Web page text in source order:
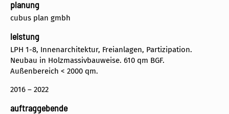
planung
cubus plan gmbh
leistung
LPH 1-8, Innenarchitektur, Freianlagen, Partizipation.
Neubau in Holzmassivbauweise. 610 qm BGF.
Außenbereich < 2000 qm.
2016 – 2022
auftraggebende